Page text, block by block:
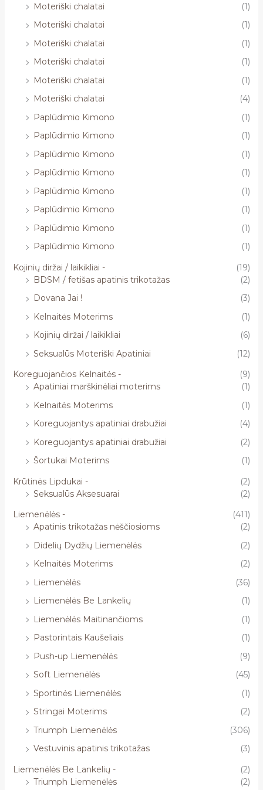
Moteriški chalatai
(1)
Moteriški chalatai
(1)
Moteriški chalatai
(1)
Moteriški chalatai
(1)
Moteriški chalatai
(1)
Moteriški chalatai
(4)
Paplūdimio Kimono
(1)
Paplūdimio Kimono
(1)
Paplūdimio Kimono
(1)
Paplūdimio Kimono
(1)
Paplūdimio Kimono
(1)
Paplūdimio Kimono
(1)
Paplūdimio Kimono
(1)
Paplūdimio Kimono
(1)
Kojinių diržai / laikikliai -
(19)
BDSM / fetišas apatinis trikotažas
(2)
Dovana Jai !
(3)
Kelnaitės Moterims
(1)
Kojinių diržai / laikikliai
(6)
Seksualūs Moteriški Apatiniai
(12)
Koreguojančios Kelnaitės -
(9)
Apatiniai marškinėliai moterims
(1)
Kelnaitės Moterims
(1)
Koreguojantys apatiniai drabužiai
(4)
Koreguojantys apatiniai drabužiai
(2)
Šortukai Moterims
(1)
Krūtinės Lipdukai -
(2)
Seksualūs Aksesuarai
(2)
Liemenėlės -
(411)
Apatinis trikotažas nėščiosioms
(2)
Didelių Dydžių Liemenėlės
(2)
Kelnaitės Moterims
(2)
Liemenėlės
(36)
Liemenėlės Be Lankelių
(1)
Liemenėlės Maitinančioms
(1)
Pastorintais Kaušeliais
(1)
Push-up Liemenėlės
(9)
Soft Liemenėlės
(45)
Sportinės Liemenėlės
(1)
Stringai Moterims
(2)
Triumph Liemenėlės
(306)
Vestuvinis apatinis trikotažas
(3)
Liemenėlės Be Lankelių -
(2)
Triumph Liemenėlės
(2)